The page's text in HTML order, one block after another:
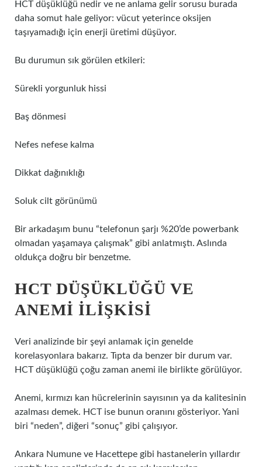
HCT düşüklüğü nedir ve ne anlama gelir sorusu burada
daha somut hale geliyor: vücut yeterince oksijen
taşıyamadığı için enerji üretimi düşüyor.
Bu durumun sık görülen etkileri:
Sürekli yorgunluk hissi
Baş dönmesi
Nefes nefese kalma
Dikkat dağınıklığı
Soluk cilt görünümü
Bir arkadaşım bunu “telefonun şarjı %20’de powerbank
olmadan yaşamaya çalışmak” gibi anlatmıştı. Aslında
oldukça doğru bir benzetme.
HCT DÜŞÜKLÜĞÜ VE
ANEMI ILIŞKISI
Veri analizinde bir şeyi anlamak için genelde
korelasyonlara bakarız. Tıpta da benzer bir durum var.
HCT düşüklüğü çoğu zaman anemi ile birlikte görülüyor.
Anemi, kırmızı kan hücrelerinin sayısının ya da kalitesinin
azalması demek. HCT ise bunun oranını gösteriyor. Yani
biri “neden”, diğeri “sonuç” gibi çalışıyor.
Ankara Numune ve Hacettepe gibi hastanelerin yıllardır